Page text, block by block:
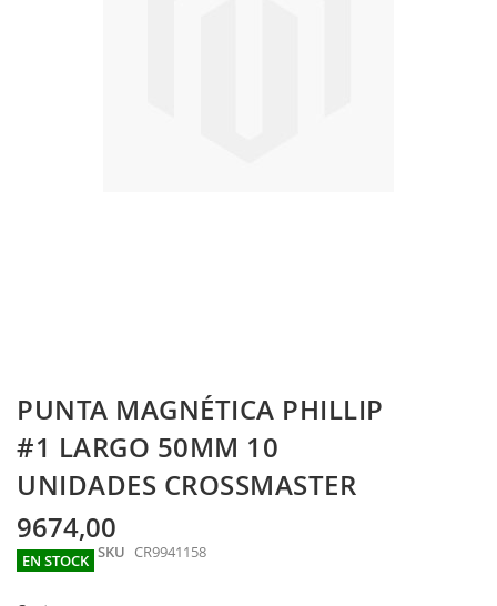
Skip
to
the
beginning
of
the
images
gallery
PUNTA MAGNÉTICA PHILLIP
#1 LARGO 50MM 10
UNIDADES CROSSMASTER
9674,00
EN STOCK SKU CR9941158